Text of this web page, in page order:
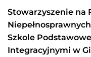
Stowarzyszenie na
Szkole
Integracyjnymi w